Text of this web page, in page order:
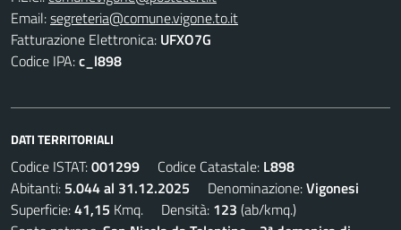
Email:segreteria@comune.vigone.to.it
Fatturazione Elettronica: UFXO7G
Codice IPA:c_l898
DATI TERRITORIALI
Codice ISTAT:001299 Codice Catastale: L898
Abitanti: 5.044 al 31.12.2025 Denominazione:Vigonesi
Superficie:41,15 Kmq. Densità: 123 (ab/kmq.)